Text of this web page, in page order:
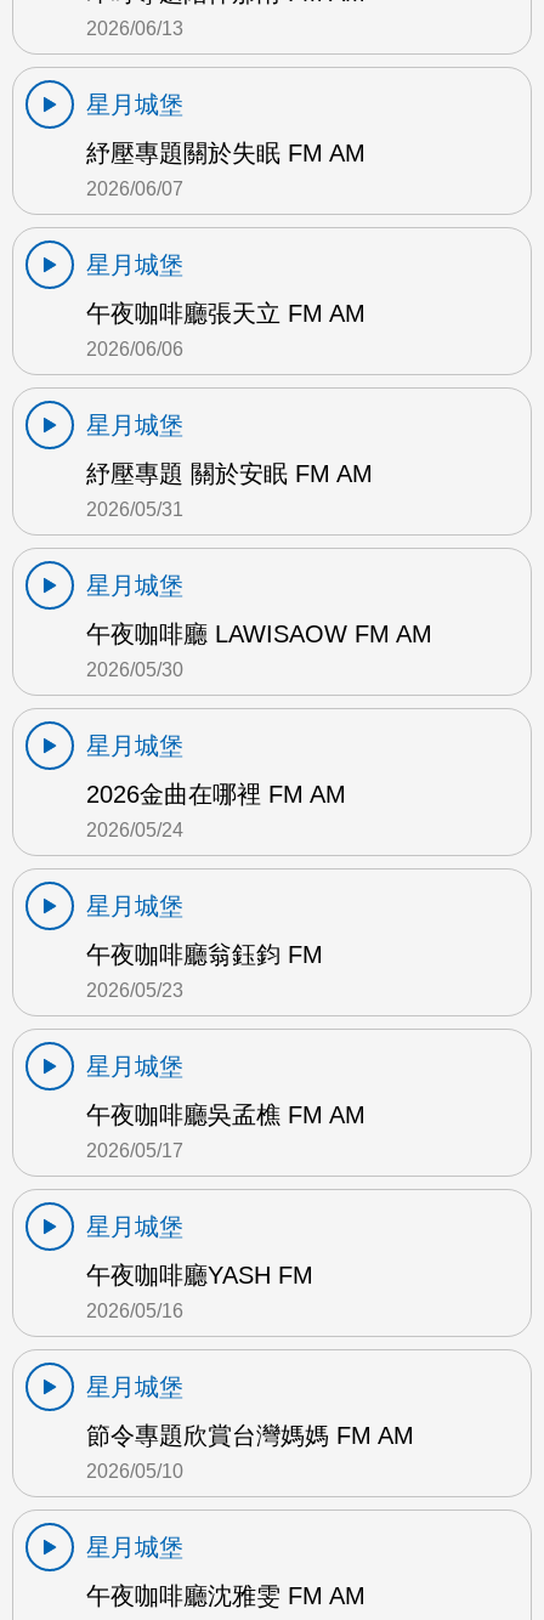
2026/06/13
星月城堡
紓壓專題關於失眠 FM AM
2026/06/07
星月城堡
午夜咖啡廳張天立 FM AM
2026/06/06
星月城堡
紓壓專題 關於安眠 FM AM
2026/05/31
星月城堡
午夜咖啡廳 LAWISAOW FM AM
2026/05/30
星月城堡
2026金曲在哪裡 FM AM
2026/05/24
星月城堡
午夜咖啡廳翁鈺鈞 FM
2026/05/23
星月城堡
午夜咖啡廳吳孟樵 FM AM
2026/05/17
星月城堡
午夜咖啡廳YASH FM
2026/05/16
星月城堡
節令專題欣賞台灣媽媽 FM AM
2026/05/10
星月城堡
午夜咖啡廳沈雅雯 FM AM